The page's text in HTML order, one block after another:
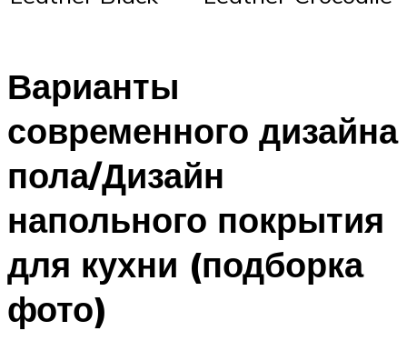
Варианты
современного дизайна
пола/Дизайн
напольного покрытия
для кухни (подборка
фото)